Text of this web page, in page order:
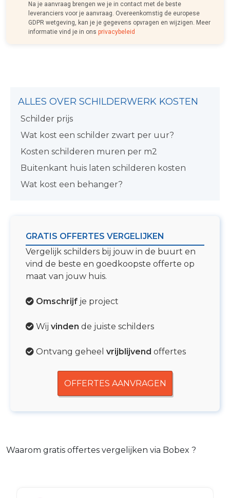
Na je aanvraag brengen we je in contact met de beste
leveranciers voor je aanvraag. Overeenkomstig de europese
GDPR wetgeving, kan je je gegevens opvragen en wijzigen. Meer
informatie vind je in ons privacybeleid
ALLES OVER SCHILDERWERK KOSTEN
Schilder prijs
Wat kost een schilder zwart per uur?
Kosten schilderen muren per m2
Buitenkant huis laten schilderen kosten
Wat kost een behanger?
GRATIS OFFERTES VERGELIJKEN
Vergelijk schilders bij jouw in de buurt en
vind de beste en goedkoopste offerte op
maat van jouw huis.
Omschrijf je project
Wij vinden de juiste schilders
Ontvang geheel vrijblijvend offertes
OFFERTES AANVRAGEN
Waarom gratis offertes vergelijken via Bobex ?